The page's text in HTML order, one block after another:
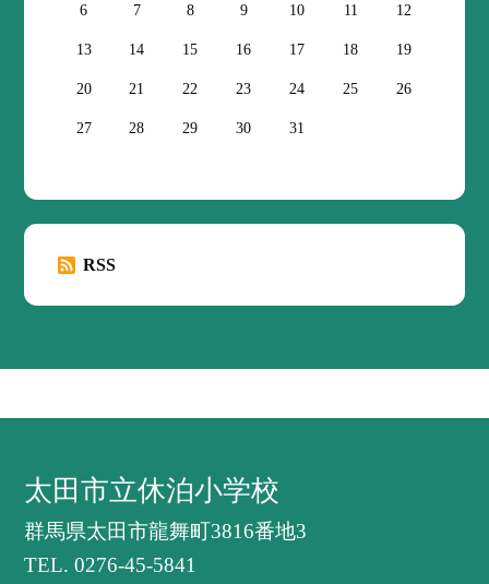
6 7 8 9 10 11 12
13 14 15 16 17 18 19
20 21 22 23 24 25 26
27 28 29 30 31
RSS
太田市立休泊小学校
群馬県太田市龍舞町3816番地3
TEL.0276-45-5841